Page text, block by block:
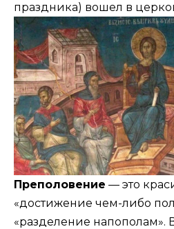
праздника) вошел в
Преполовение — это
«достижение чем-либо
«разделение напополам».